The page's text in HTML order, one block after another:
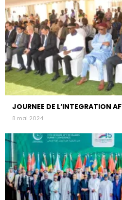
JOURNEE DE L’INTEGRATION
8 mai 2024